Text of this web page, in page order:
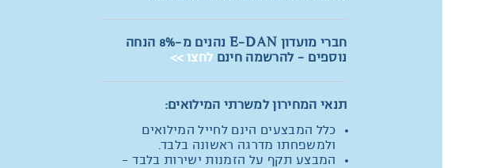
חברי מועדון E-DAN נהנים מ-8% הנחה
נוספים - להרשמה חינם לחצו >>
תנאי המחירון למשרתי המילואים:
כלל המבצעים הינם לחייל המילואים
ולמשפחתו מדרגה ראשונה בלבד.
המבצע תקף על הזמנות ישירות בלבד -